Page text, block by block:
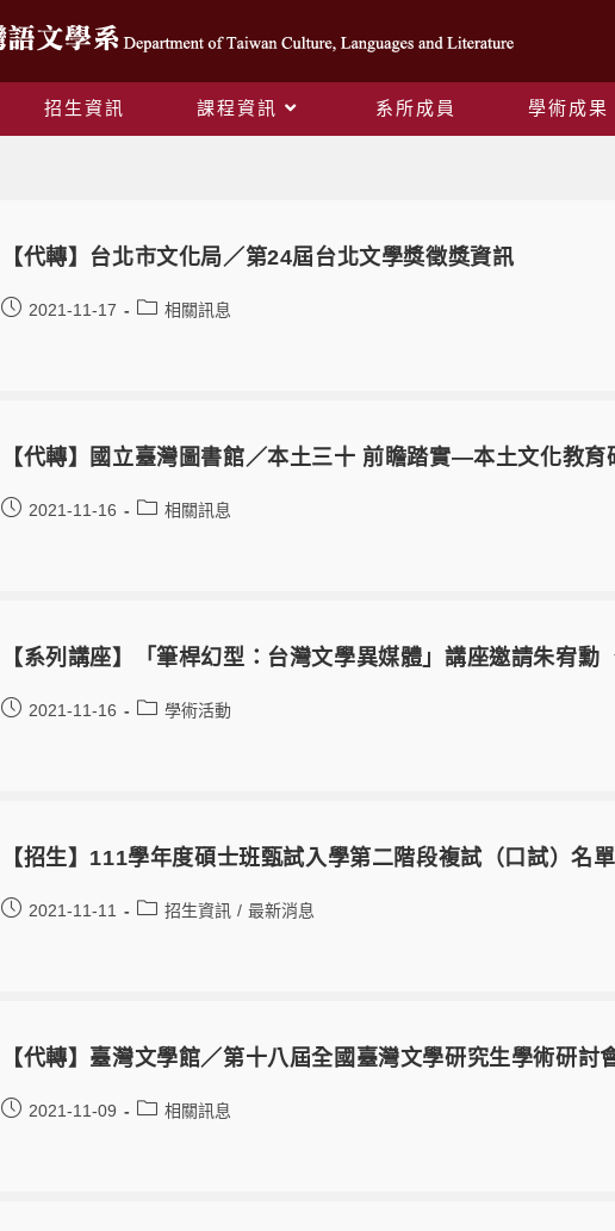
招生資訊 課程資訊 系所成員 學術成果
【代轉】台北市文化局／第24屆台北文學獎徵獎資訊
2021-11-17 相關訊息
【代轉】國立臺灣圖書館／本土三十 前瞻踏實—本土文化教育
2021-11-16 相關訊息
【系列講座】「筆桿幻型：台灣文學異媒體」講座邀請朱宥勳
2021-11-16 學術活動
【招生】111學年度碩士班甄試入學第二階段複試（口試）名
2021-11-11 招生資訊 / 最新消息
【代轉】臺灣文學館／第十八屆全國臺灣文學研究生學術研討
2021-11-09 相關訊息